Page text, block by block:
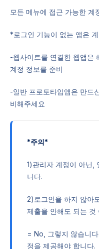
모든 메뉴에 접근 가능한 계
*로그인 기능이 없는 앱은
-웹사이트를 연결한 웹앱은
계정 정보를 준비
-일반 프로토타입앱은 만드
비해주세요
*주의*
1)관리자 계정이 아닌,
니다.
2)로그인을 하지 않아
제출을 안해도 되는 것
= No, 그렇지 않습니
정을 제공해야 합니다.